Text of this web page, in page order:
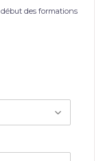
des formations